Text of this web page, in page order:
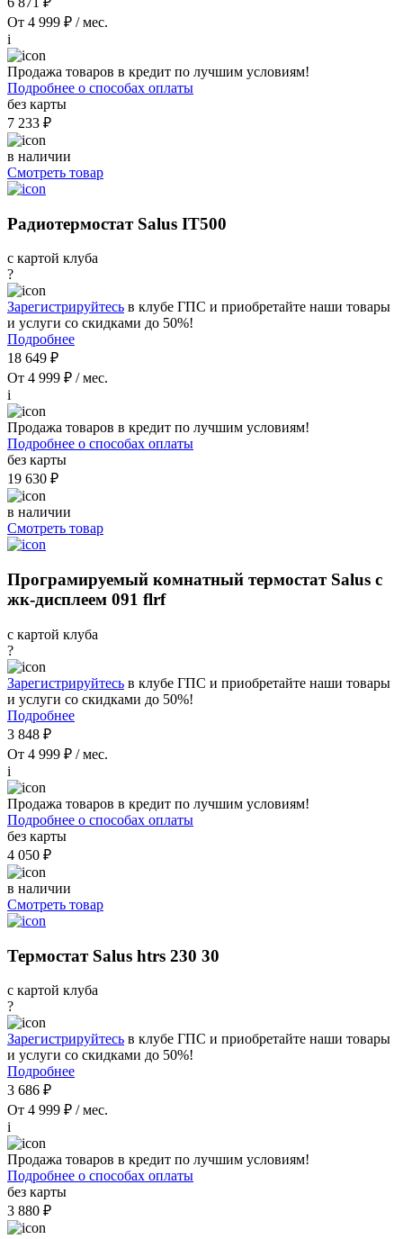
От 4 999 ₽ / мес.
i
Продажа товаров в кредит по лучшим условиям!
Подробнее о способах оплаты
без карты
7 233 ₽
в наличии
Смотреть товар
Радиотермостат Salus IT500
с картой клуба
?
Зарегистрируйтесь в клубе ГПС и приобретайте наши товары
и услуги со скидками до 50%!
Подробнее
18 649 ₽
От 4 999 ₽ / мес.
i
Продажа товаров в кредит по лучшим условиям!
Подробнее о способах оплаты
без карты
19 630 ₽
в наличии
Смотреть товар
Програмируемый комнатный термостат Salus с
жк-дисплеем 091 flrf
с картой клуба
?
Зарегистрируйтесь в клубе ГПС и приобретайте наши товары
и услуги со скидками до 50%!
Подробнее
3 848 ₽
От 4 999 ₽ / мес.
i
Продажа товаров в кредит по лучшим условиям!
Подробнее о способах оплаты
без карты
4 050 ₽
в наличии
Смотреть товар
Термостат Salus htrs 230 30
с картой клуба
?
Зарегистрируйтесь в клубе ГПС и приобретайте наши товары
и услуги со скидками до 50%!
Подробнее
3 686 ₽
От 4 999 ₽ / мес.
i
Продажа товаров в кредит по лучшим условиям!
Подробнее о способах оплаты
без карты
3 880 ₽